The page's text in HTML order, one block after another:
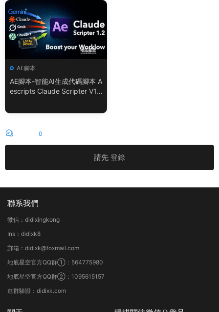
AE腳本
AE腳本-智能AI生成代碼腳本 A
escripts Claude Scripter V1.
0
請先 登錄
聯系我們
微信：didixingkong
Ins：didixk8
郵箱：didixk@foxmail.com
地底星空官方QQ群①：564775980
地底星空官方QQ群②：1095615157
進群驗證：didixk.com